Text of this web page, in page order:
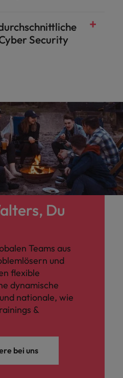
Security
Du
Teams aus
und
flexible
dynamische
nationale, wie
&
bei uns